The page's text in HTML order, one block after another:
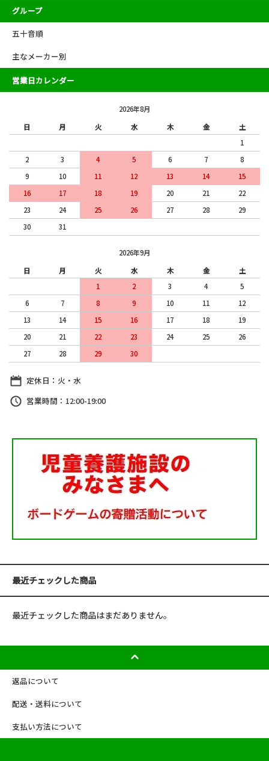
グループ
五十音順
主なメーカー別
営業日カレンダー
2026年8月
日
月 火 水 木 金
土
1
2
3 4 5 6 7
8
9
10 11 12 13 14
15
16
17 18 19 20 21
22
23
24 25 26 27 28
29
30
31
2026年9月
日
月 火 水 木 金
土
1
2 3 4
5
6
7 8 9 10 11
12
13
14 15 16 17 18
19
20
21 22 23 24 25
26
27
28 29 30
定休日：火・水
営業時間：12:00-19:00
最近チェックした商品
最近チェックした商品はまだありません。
返品について
配送・送料について
支払い方法について